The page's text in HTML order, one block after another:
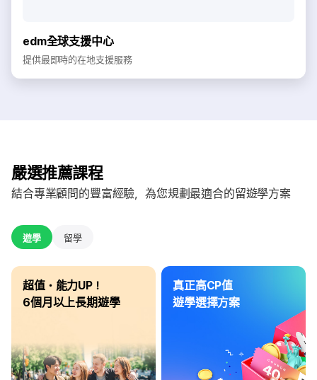
edm全球支援中心
提供最即時的在地支援服務
嚴選推薦課程
結合專業顧問的豐富經驗，為您規劃最適合的留遊學方案
遊學 留學
超值・能力UP！
6個月以上長期遊學
真正高CP值
遊學選擇方案